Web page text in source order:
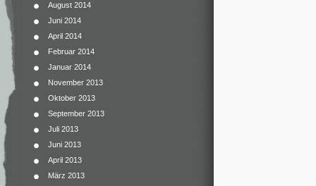
August 2014
Juni 2014
April 2014
Februar 2014
Januar 2014
November 2013
Oktober 2013
September 2013
Juli 2013
Juni 2013
April 2013
März 2013